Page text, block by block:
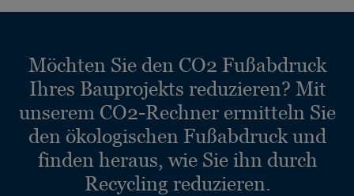
Möchten Sie den CO2 Fußabdruck
Ihres Bauprojekts reduzieren? Mit
unserem CO2-Rechner ermitteln Sie
den ökologischen Fußabdruck und
finden heraus, wie Sie ihn durch
Recycling reduzieren.